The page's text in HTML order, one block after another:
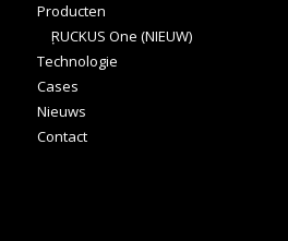
Producten
RUCKUS One (NIEUW)
Technologie
Cases
Nieuws
Contact